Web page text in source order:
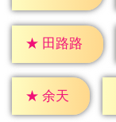
★ 田路路
★ 余天